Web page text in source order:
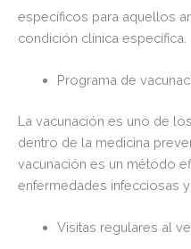
específicos para aquellos
condición clínica específica.
Programa de
La vacunación es uno de
dentro de la medicina
vacunación es un método
enfermedades infecciosas
Visitas regulares al